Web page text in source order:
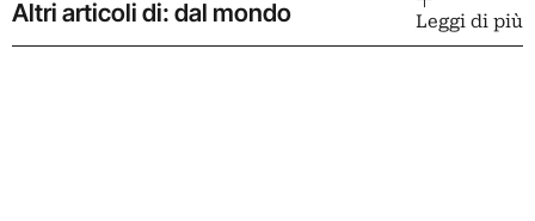
Altri articoli di: dal mondo Leggi di più